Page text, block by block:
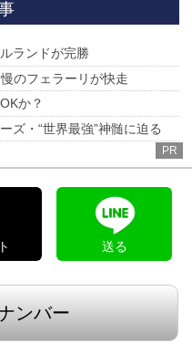
ランドが完勝
のフェラーリが快走
か？
ズ・“世界最強”神髄に迫る
PR
送る
ンバー